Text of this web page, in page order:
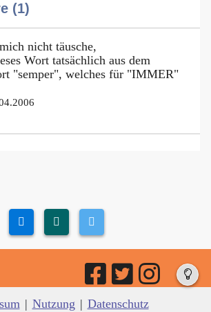
(1)
nicht täusche,
Wort tatsächlich aus dem
"semper", welches für "IMMER"
| Nutzung | Datenschutz